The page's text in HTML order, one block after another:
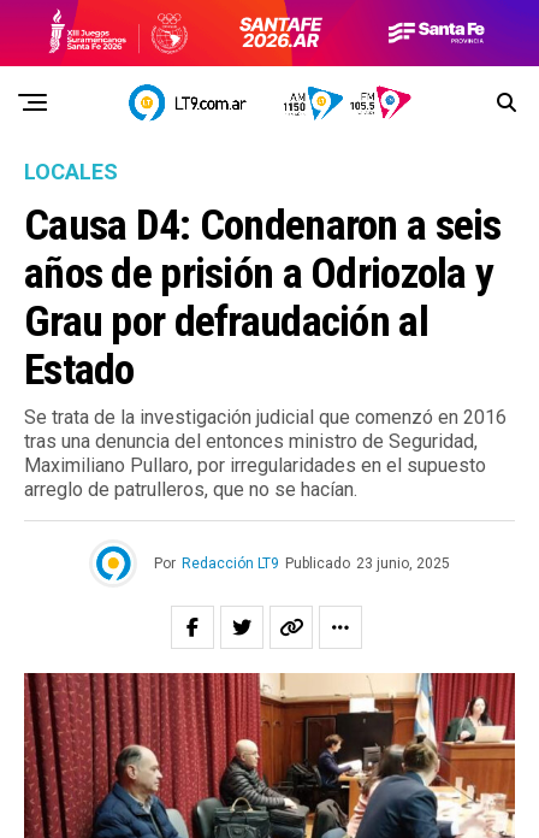
LOCALES
Causa D4: Condenaron a seis
años de prisión a Odriozola y
Grau por defraudación al
Estado
Se trata de la investigación judicial que comenzó en 2016
tras una denuncia del entonces ministro de Seguridad,
Maximiliano Pullaro, por irregularidades en el supuesto
arreglo de patrulleros, que no se hacían.
Por Redacción LT9 Publicado 23 junio, 2025